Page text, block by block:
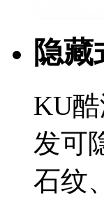
隐藏
KU酷
发可
石纹